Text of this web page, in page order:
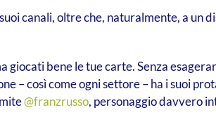
canali, oltre che, naturalmente, a un
bene le tue carte. Senza
– così come ogni settore – ha i suoi
@franzrusso, personaggio davvero